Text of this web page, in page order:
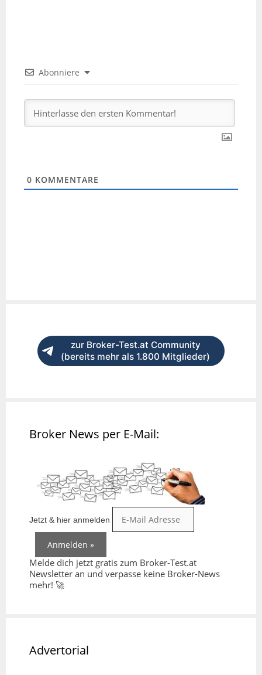
Abonniere
0 KOMMENTARE
zur Broker-Test.at Community
(bereits mehr als 1.800 Mitglieder)
Broker News per E-Mail:
Jetzt & hier anmelden
Melde dich jetzt gratis zum Broker-Test.at
Newsletter an und verpasse keine Broker-News
mehr! 🚀
Advertorial